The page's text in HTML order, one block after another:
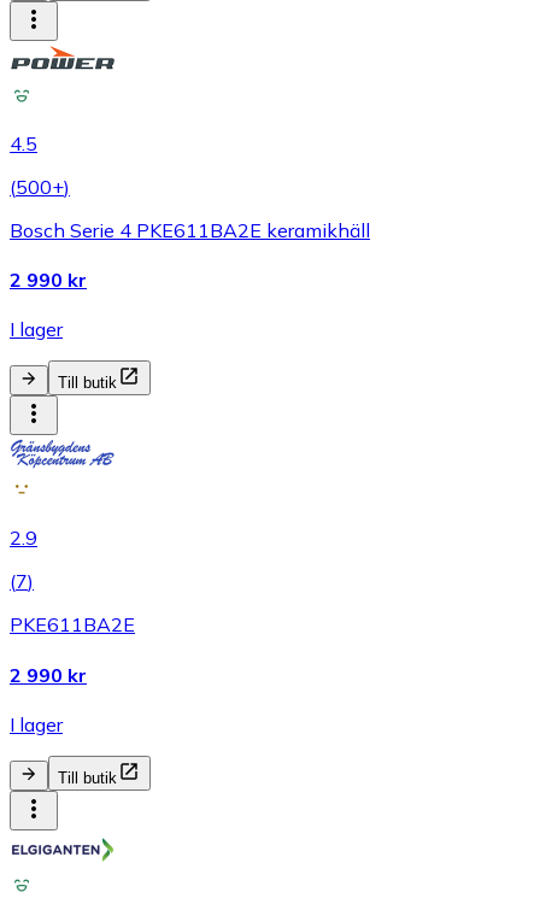
4.5
(500+)
Bosch Serie 4 PKE611BA2E keramikhäll
2 990 kr
I lager
Till butik
2.9
(7)
PKE611BA2E
2 990 kr
I lager
Till butik